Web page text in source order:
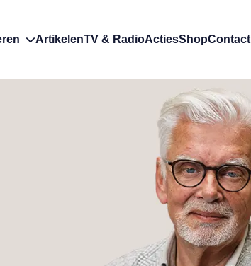
ArtikelenTV & RadioActiesShopContact